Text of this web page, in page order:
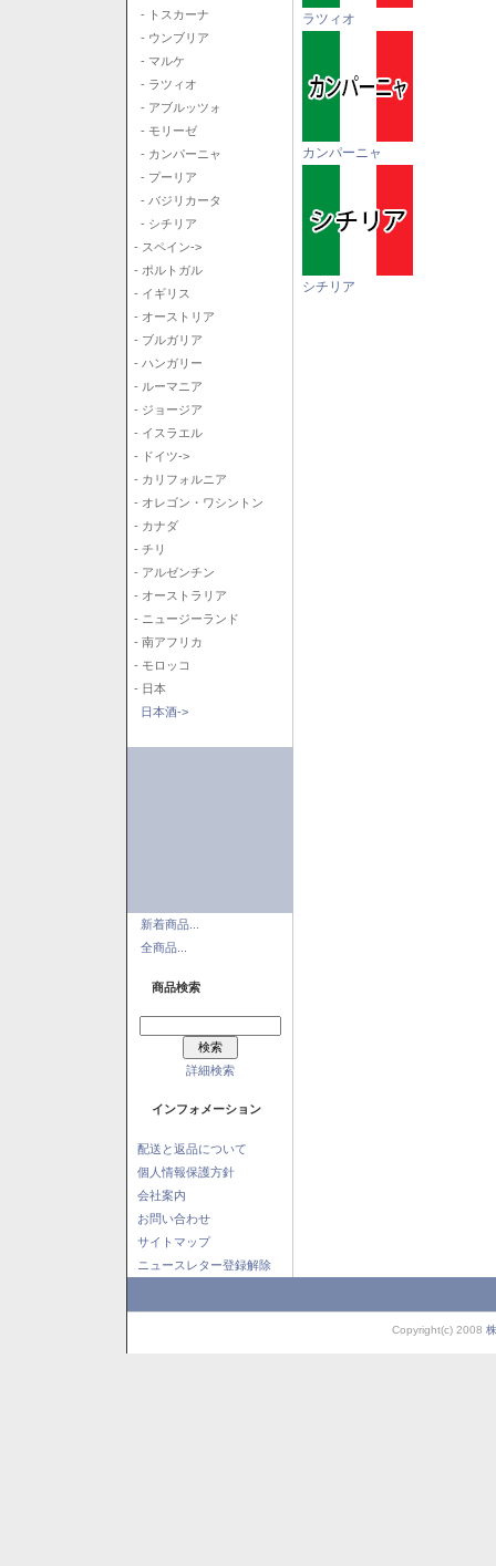
- トスカーナ
- ウンブリア
- マルケ
- ラツィオ
- アブルッツォ
- モリーゼ
- カンパーニャ
- プーリア
- バジリカータ
- シチリア
- スペイン->
- ポルトガル
- イギリス
- オーストリア
- ブルガリア
- ハンガリー
- ルーマニア
- ジョージア
- イスラエル
- ドイツ->
- カリフォルニア
- オレゴン・ワシントン
- カナダ
- チリ
- アルゼンチン
- オーストラリア
- ニュージーランド
- 南アフリカ
- モロッコ
- 日本
日本酒->
新着商品...
全商品...
商品検索
詳細検索
インフォメーション
配送と返品について
個人情報保護方針
会社案内
お問い合わせ
サイトマップ
ニュースレター登録解除
ラツィオ
カンパーニャ
シチリア
Copyright(c) 2008